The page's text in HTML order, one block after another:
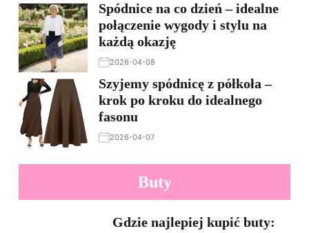
Spódnice na co dzień – idealne
połączenie wygody i stylu na
każdą okazję
2026-04-08
Szyjemy spódnicę z półkoła –
krok po kroku do idealnego
fasonu
2026-04-07
Buty
Gdzie najlepiej kupić buty: